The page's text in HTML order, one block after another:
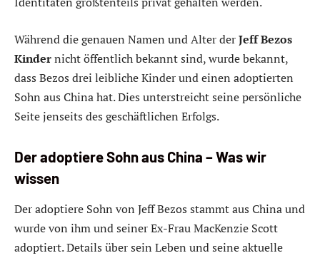
Während die genauen Namen und Alter derJeff Bezos
Kindernicht öffentlich bekannt sind, wurde bekannt,
dass Bezos drei leibliche Kinder und einen adoptierten
Sohn aus China hat. Dies unterstreicht seine persönliche
Seite jenseits des geschäftlichen Erfolgs.
Der adoptiere Sohn aus China – Was wir
wissen
Der adoptiere Sohn von Jeff Bezos stammt aus China und
wurde von ihm und seiner Ex-Frau MacKenzie Scott
adoptiert. Details über sein Leben und seine aktuelle